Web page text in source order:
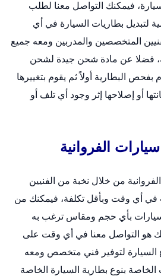
فيمكنك التواصل معنا لطلب
لتبديل بطاريات السيارة في أي
المتخصصين والمدربين ومعه جميع
فضلا عن مادة شحن جيدة لشحن
بفحص البطارية أولاً ثم يقوم بتغييرها
أو إصلاحها إثر وجود أي تلف أو
الفروانية
من خلال نخبة من الفنيين
في أي وقت وبأقل تكلفة، فيمكنك من
بأي حجم ومقاس ترغب به
هو التواصل معنا في أي وقت على
نوع السيارة لتوفير فني متخصص ومعه
الخاصة بنوع بطارية السيارة الخاصة